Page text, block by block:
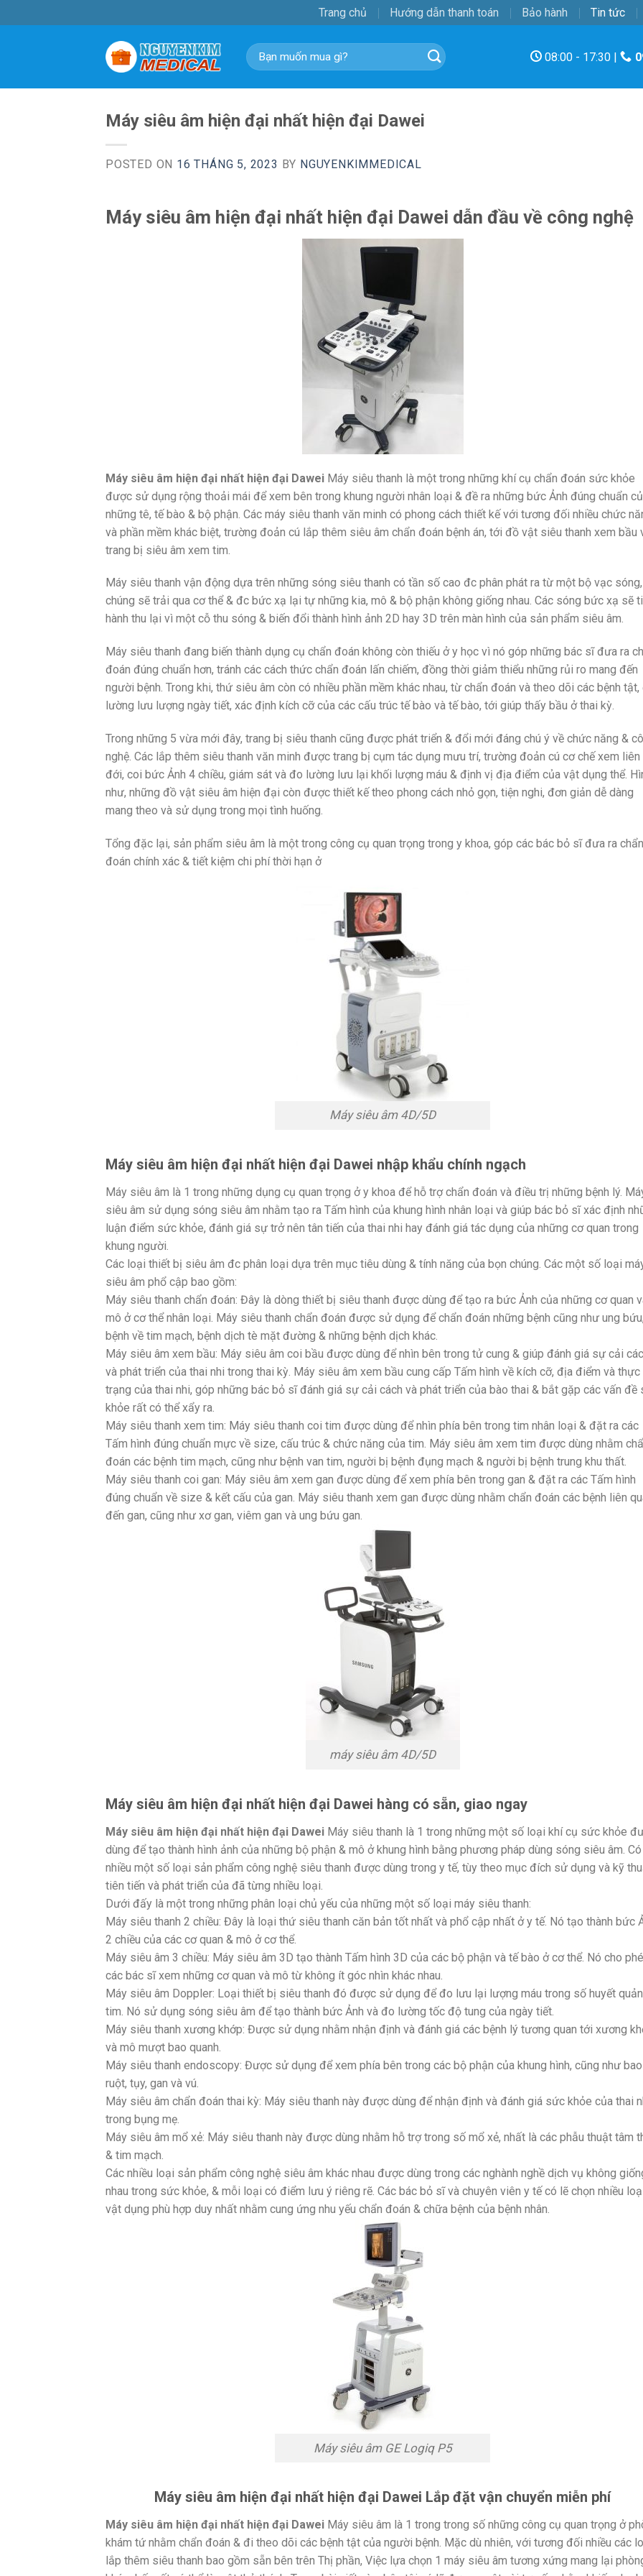
to
Trang chủ Hướng dẫn thanh toán Bảo hành Tin tức
Tìm
kiếm:
08:00 - 17:30 |
Máy siêu âm hiện đại nhất hiện đại Dawei
POSTED ON 16 THÁNG 5, 2023 BY NGUYENKIMMEDICAL
Máy siêu âm hiện đại nhất hiện đại Dawei dẫn đầu về công nghệ
Máy siêu âm hiện đại nhất hiện đại Dawei Máy siêu thanh là một trong những khí cụ chẩn đoán sức khỏe
được sử dụng rộng thoải mái để xem bên trong khung người nhân loại & đề ra những bức Ảnh đúng chuẩn
những tê, tế bào & bộ phận. Các máy siêu thanh văn minh có phong cách thiết kế với tương đối nhiều chức
và phần mềm khác biệt, trường đoản cú lắp thêm siêu âm chẩn đoán bệnh án, tới đồ vật siêu thanh xem bầu
trang bị siêu âm xem tim.
Máy siêu thanh vận động dựa trên những sóng siêu thanh có tần số cao đc phân phát ra từ một bộ vạc sóng,
chúng sẽ trải qua cơ thể & đc bức xạ lại tự những kia, mô & bộ phận không giống nhau. Các sóng bức xạ sẽ
hành thu lại vì một cỗ thu sóng & biến đổi thành hình ảnh 2D hay 3D trên màn hình của sản phẩm siêu âm.
Máy siêu thanh đang biến thành dụng cụ chẩn đoán không còn thiếu ở y học vì nó góp những bác sĩ đưa ra
đoán đúng chuẩn hơn, tránh các cách thức chẩn đoán lấn chiếm, đồng thời giảm thiểu những rủi ro mang đến
người bệnh. Trong khi, thứ siêu âm còn có nhiều phần mềm khác nhau, từ chẩn đoán và theo dõi các bệnh tật,
lường lưu lượng ngày tiết, xác định kích cỡ của các cấu trúc tế bào và tế bào, tới giúp thấy bầu ở thai kỳ.
Trong những 5 vừa mới đây, trang bị siêu thanh cũng được phát triển & đổi mới đáng chú ý về chức năng &
nghệ. Các lắp thêm siêu thanh văn minh được trang bị cụm tác dụng mưu trí, trường đoản cú cơ chế xem liên
đới, coi bức Ảnh 4 chiều, giám sát và đo lường lưu lại khối lượng máu & định vị địa điểm của vật dụng thể.
như, những đồ vật siêu âm hiện đại còn được thiết kế theo phong cách nhỏ gọn, tiện nghi, đơn giản dễ dàng
mang theo và sử dụng trong mọi tình huống.
Tổng đặc lại, sản phẩm siêu âm là một trong công cụ quan trọng trong y khoa, góp các bác bỏ sĩ đưa ra chẩn
đoán chính xác & tiết kiệm chi phí thời hạn ở
Máy siêu âm 4D/5D
Máy siêu âm hiện đại nhất hiện đại Dawei nhập khẩu chính ngạch
Máy siêu âm là 1 trong những dụng cụ quan trọng ở y khoa để hỗ trợ chẩn đoán và điều trị những bệnh lý.
siêu âm sử dụng sóng siêu âm nhằm tạo ra Tấm hình của khung hình nhân loại và giúp bác bỏ sĩ xác định
luận điểm sức khỏe, đánh giá sự trở nên tân tiến của thai nhi hay đánh giá tác dụng của những cơ quan trong
khung người.
Các loại thiết bị siêu âm đc phân loại dựa trên mục tiêu dùng & tính năng của bọn chúng. Các một số loại
siêu âm phổ cập bao gồm:
Máy siêu thanh chẩn đoán: Đây là dòng thiết bị siêu thanh được dùng để tạo ra bức Ảnh của những cơ quan
mô ở cơ thể nhân loại. Máy siêu thanh chẩn đoán được sử dụng để chẩn đoán những bệnh cũng như ung bứu,
bệnh về tim mạch, bệnh dịch tè mặt đường & những bệnh dịch khác.
Máy siêu âm xem bầu: Máy siêu âm coi bầu được dùng để nhìn bên trong tử cung & giúp đánh giá sự cải
và phát triển của thai nhi trong thai kỳ. Máy siêu âm xem bầu cung cấp Tấm hình về kích cỡ, địa điểm và thực
trạng của thai nhi, góp những bác bỏ sĩ đánh giá sự cải cách và phát triển của bào thai & bắt gặp các vấn đề
khỏe rất có thể xẩy ra.
Máy siêu thanh xem tim: Máy siêu thanh coi tim được dùng để nhìn phía bên trong tim nhân loại & đặt ra các
Tấm hình đúng chuẩn mực về size, cấu trúc & chức năng của tim. Máy siêu âm xem tim được dùng nhằm
đoán các bệnh tim mạch, cũng như bệnh van tim, người bị bệnh đụng mạch & người bị bệnh trung khu thất.
Máy siêu thanh coi gan: Máy siêu âm xem gan được dùng để xem phía bên trong gan & đặt ra các Tấm hình
đúng chuẩn về size & kết cấu của gan. Máy siêu thanh xem gan được dùng nhằm chẩn đoán các bệnh liên
đến gan, cũng như xơ gan, viêm gan và ung bứu gan.
máy siêu âm 4D/5D
Máy siêu âm hiện đại nhất hiện đại Dawei hàng có sẵn, giao ngay
Máy siêu âm hiện đại nhất hiện đại Dawei Máy siêu thanh là 1 trong những một số loại khí cụ sức khỏe
dùng để tạo thành hình ảnh của những bộ phận & mô ở khung hình bằng phương pháp dùng sóng siêu âm. Có
nhiều một số loại sản phẩm công nghệ siêu thanh được dùng trong y tế, tùy theo mục đích sử dụng và kỹ
tiên tiến và phát triển của đã từng nhiều loại.
Dưới đấy là một trong những phân loại chủ yếu của những một số loại máy siêu thanh:
Máy siêu thanh 2 chiều: Đây là loại thứ siêu thanh căn bản tốt nhất và phổ cập nhất ở y tế. Nó tạo thành bức
2 chiều của các cơ quan & mô ở cơ thể.
Máy siêu âm 3 chiều: Máy siêu âm 3D tạo thành Tấm hình 3D của các bộ phận và tế bào ở cơ thể. Nó cho
các bác sĩ xem những cơ quan và mô từ không ít góc nhìn khác nhau.
Máy siêu âm Doppler: Loại thiết bị siêu thanh đó được sử dụng để đo lưu lại lượng máu trong số huyết
tim. Nó sử dụng sóng siêu âm để tạo thành bức Ảnh và đo lường tốc độ tung của ngày tiết.
Máy siêu thanh xương khớp: Được sử dụng nhằm nhận định và đánh giá các bệnh lý tương quan tới xương
và mô mượt bao quanh.
Máy siêu thanh endoscopy: Được sử dụng để xem phía bên trong các bộ phận của khung hình, cũng như
ruột, tụy, gan và vú.
Máy siêu âm chẩn đoán thai kỳ: Máy siêu thanh này được dùng để nhận định và đánh giá sức khỏe của thai
trong bụng mẹ.
Máy siêu âm mổ xẻ: Máy siêu thanh này được dùng nhằm hỗ trợ trong số mổ xẻ, nhất là các phẫu thuật tâm
& tim mạch.
Các nhiều loại sản phẩm công nghệ siêu âm khác nhau được dùng trong các nghành nghề dịch vụ không
nhau trong sức khỏe, & mỗi loại có điểm lưu ý riêng rẽ. Các bác bỏ sĩ và chuyên viên y tế có lẽ chọn nhiều
vật dụng phù hợp duy nhất nhằm cung ứng nhu yếu chẩn đoán & chữa bệnh của bệnh nhân.
Máy siêu âm GE Logiq P5
Máy siêu âm hiện đại nhất hiện đại Dawei Lắp đặt vận chuyển miễn phí
Máy siêu âm hiện đại nhất hiện đại Dawei Máy siêu âm là 1 trong trong số những công cụ quan trọng ở
khám tứ nhằm chẩn đoán & đi theo dõi các bệnh tật của người bệnh. Mặc dù nhiên, với tương đối nhiều các
lắp thêm siêu thanh bao gồm sẵn bên trên Thị phần, Việc lựa chọn 1 máy siêu âm tương xứng mang lại